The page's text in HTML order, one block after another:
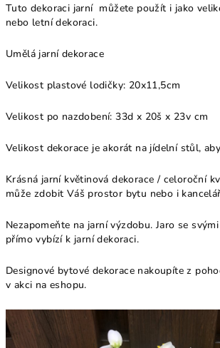
Tuto dekoraci jarní můžete použít i jako
nebo letní dekoraci.
Umělá jarní dekorace
Velikost plastové lodičky: 20x11,5cm
Velikost po nazdobení:33d x 20š x 23v cm
Velikost dekorace je akorát na jídelní stůl,
Krásná jarní květinová dekorace / celoroční
může zdobit Váš prostor bytu nebo i
Nezapomeňte na jarní výzdobu. Jaro se
přímo vybízí k jarní dekoraci.
Designové bytové dekorace nakoupíte z
v akci na eshopu.